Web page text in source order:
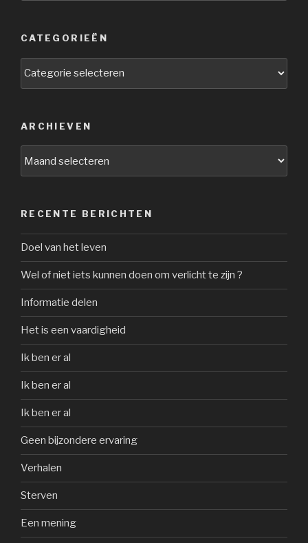
CATEGORIEËN
ARCHIEVEN
RECENTE BERICHTEN
Doel van het leven
Wel of niet iets kunnen doen om verlicht te zijn ?
Informatie delen
Het is een vaardigheid
Ik ben er al
Ik ben er al
Ik ben er al
Geen bijzondere ervaring
Verhalen
Sterven
Een mening